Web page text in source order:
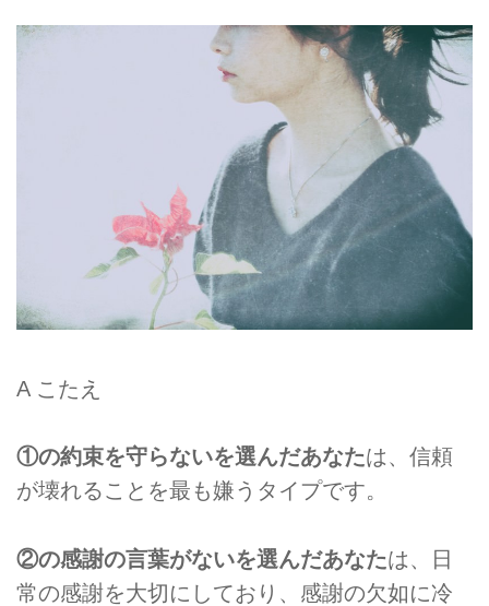
A こたえ
①の約束を守らないを選んだあなたは、信頼
が壊れることを最も嫌うタイプです。
②の感謝の言葉がないを選んだあなたは、日
常の感謝を大切にしており、感謝の欠如に冷